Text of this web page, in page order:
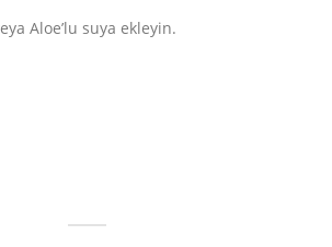
Aloe’lu suya ekleyin.